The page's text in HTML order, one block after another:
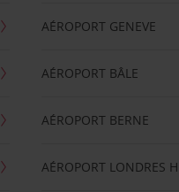
AÉROPORT GENEVE
AÉROPORT BÂLE
AÉROPORT BERNE
AÉROPORT LONDRES